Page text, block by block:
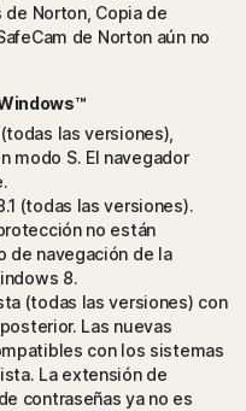
de Norton, Copia de
de Norton aún no
las versiones),
modo S. El navegador
(todas las versiones).
no están
de navegación de la
8.
(todas las versiones) con
Las nuevas
con los sistemas
La extensión de
contraseñas ya no es